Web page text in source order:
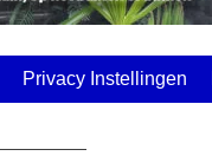
Privacy Instellingen